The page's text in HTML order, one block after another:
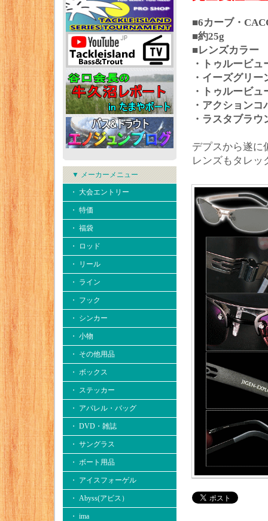
▼ メーカーメニュー
・ 大会エントリー
・ 特価
・ 福袋
・ ロッド
・ リール
・ ライン
・ フック
・ シンカー
・ 小物
・ その他用品
・ ボックス
・ ステッカー
・ アパレル・バッグ
・ DVD・雑誌
・ サングラス
・ ボート用品
・ アイスフォーゲル
・ Abyss(アビス）
・ ima
■6カーブ・
■約25g
■レンズカラー
・トゥルービ
・イーズグリ
・トゥルービ
・アクション
・ラスタブラ
デプスから遂に
レンズもタレッ